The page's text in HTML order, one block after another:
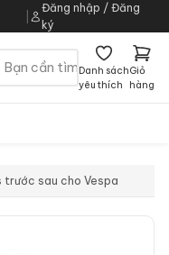
Đăng nhập / Đăng
ký
Danh sách
yêu thích
Giỏ
hàng
trước sau cho Vespa